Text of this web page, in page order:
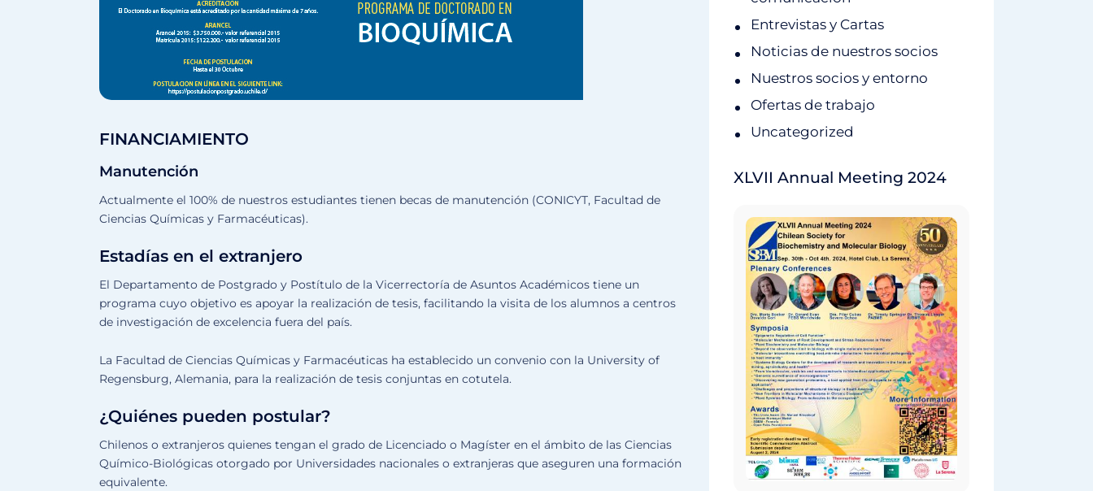
FINANCIAMIENTO
Manutención
Actualmente el 100% de nuestros estudiantes tienen becas de manutención (CONICYT, Facultad de
Ciencias Químicas y Farmacéuticas).
Estadías en el extranjero
El Departamento de Postgrado y Postítulo de la Vicerrectoría de Asuntos Académicos tiene un
programa cuyo objetivo es apoyar la realización de tesis, facilitando la visita de los alumnos a centros
de investigación de excelencia fuera del país.
La Facultad de Ciencias Químicas y Farmacéuticas ha establecido un convenio con la University of
Regensburg, Alemania, para la realización de tesis conjuntas en cotutela.
¿Quiénes pueden postular?
Chilenos o extranjeros quienes tengan el grado de Licenciado o Magíster en el ámbito de las Ciencias
Químico-Biológicas otorgado por Universidades nacionales o extranjeras que aseguren una formación
equivalente.
Entrevistas y Cartas
Noticias de nuestros socios
Nuestros socios y entorno
Ofertas de trabajo
Uncategorized
XLVII Annual Meeting 2024